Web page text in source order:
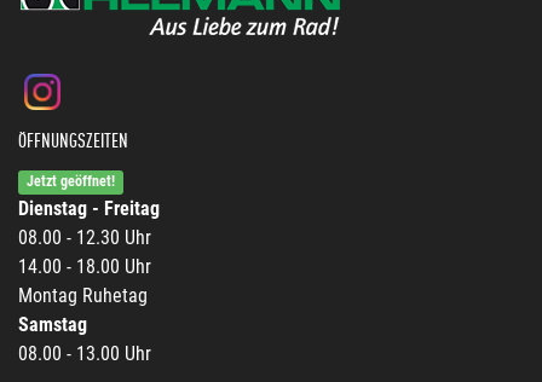
ÖFFNUNGSZEITEN
Jetzt geöffnet!
Dienstag - Freitag
08.00 - 12.30 Uhr
14.00 - 18.00 Uhr
Montag Ruhetag
Samstag
08.00 - 13.00 Uhr